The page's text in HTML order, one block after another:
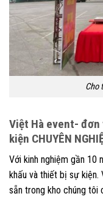
Cho
Việt Hà event- đơn
kiện CHUYÊN
Với kinh nghiệm gần 10
khấu và thiết bị sự kiện.
sẵn trong kho chúng tôi